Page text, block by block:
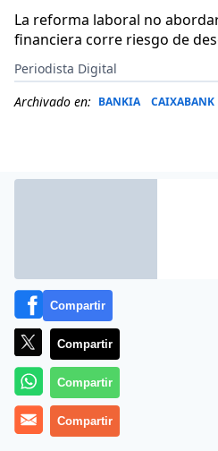
La reforma laboral no
financiera corre riesgo de
Periodista Digital
Archivado en: BANKIA CAIXABANK
Mariano Rajoy se estrenó el
su primer mitin en Andalucía
«Sé lo que tengo que hacer, y
Compartir
Compartir
Compartir
Compartir